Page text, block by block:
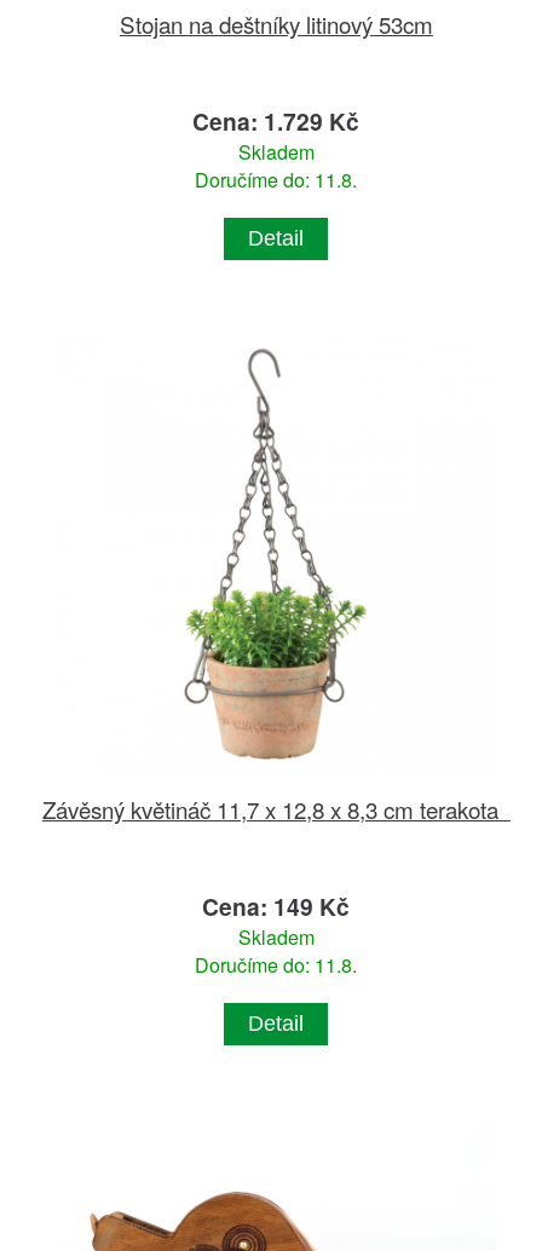
Stojan na deštníky litinový 53cm
Cena: 1.729 Kč
Skladem
Doručíme do: 11.8.
Detail
Závěsný květináč 11,7 x 12,8 x 8,3 cm terakota
Cena: 149 Kč
Skladem
Doručíme do: 11.8.
Detail